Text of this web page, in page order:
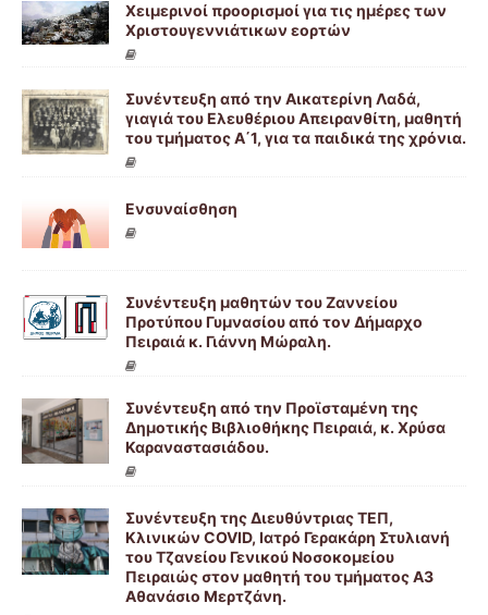
Χειμερινοί προορισμοί για τις ημέρες των
Χριστουγεννιάτικων εορτών
Συνέντευξη από την Αικατερίνη Λαδά,
γιαγιά του Ελευθέριου Απειρανθίτη, μαθητή
του τμήματος Α΄1, για τα παιδικά της χρόνια.
Ενσυναίσθηση
Συνέντευξη μαθητών του Ζαννείου
Προτύπου Γυμνασίου από τον Δήμαρχο
Πειραιά κ. Γιάννη Μώραλη.
Συνέντευξη από την Προϊσταμένη της
Δημοτικής Βιβλιοθήκης Πειραιά, κ. Χρύσα
Καραναστασιάδου.
Συνέντευξη της Διευθύντριας ΤΕΠ,
Κλινικών COVID, Ιατρό Γερακάρη Στυλιανή
του Τζανείου Γενικού Νοσοκομείου
Πειραιώς στον μαθητή του τμήματος Α3
Αθανάσιο Μερτζάνη.